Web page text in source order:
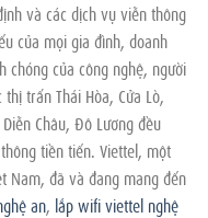
và các dịch vụ viễn thông
của mọi gia đình, doanh
chóng của công nghệ, người
trấn Thái Hòa, Cửa Lò,
Châu, Đô Lương đều
tiền tiến. Viettel, một
Nam, đã và đang mang đến
an, lắp wifi viettel nghệ